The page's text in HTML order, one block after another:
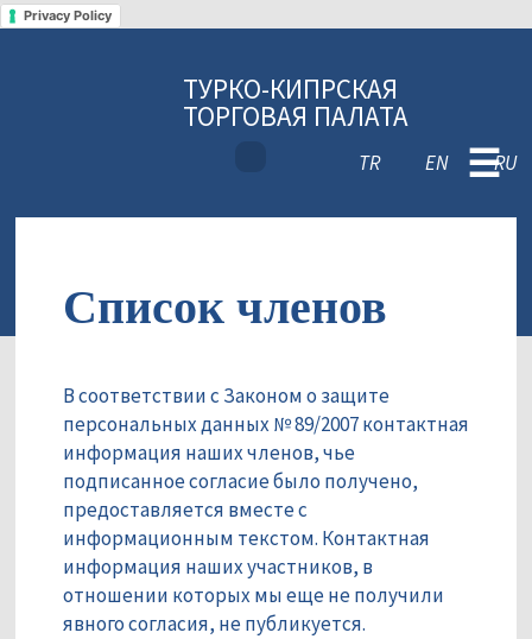
Privacy Policy
ТУРКО-КИПРСКАЯ
ТОРГОВАЯ ПАЛАТА
TR EN RU
☰
Список членов
В соответствии с Законом о защите
персональных данных № 89/2007 контактная
информация наших членов, чье
подписанное согласие было получено,
предоставляется вместе с
информационным текстом. Контактная
информация наших участников, в
отношении которых мы еще не получили
явного согласия, не публикуется.